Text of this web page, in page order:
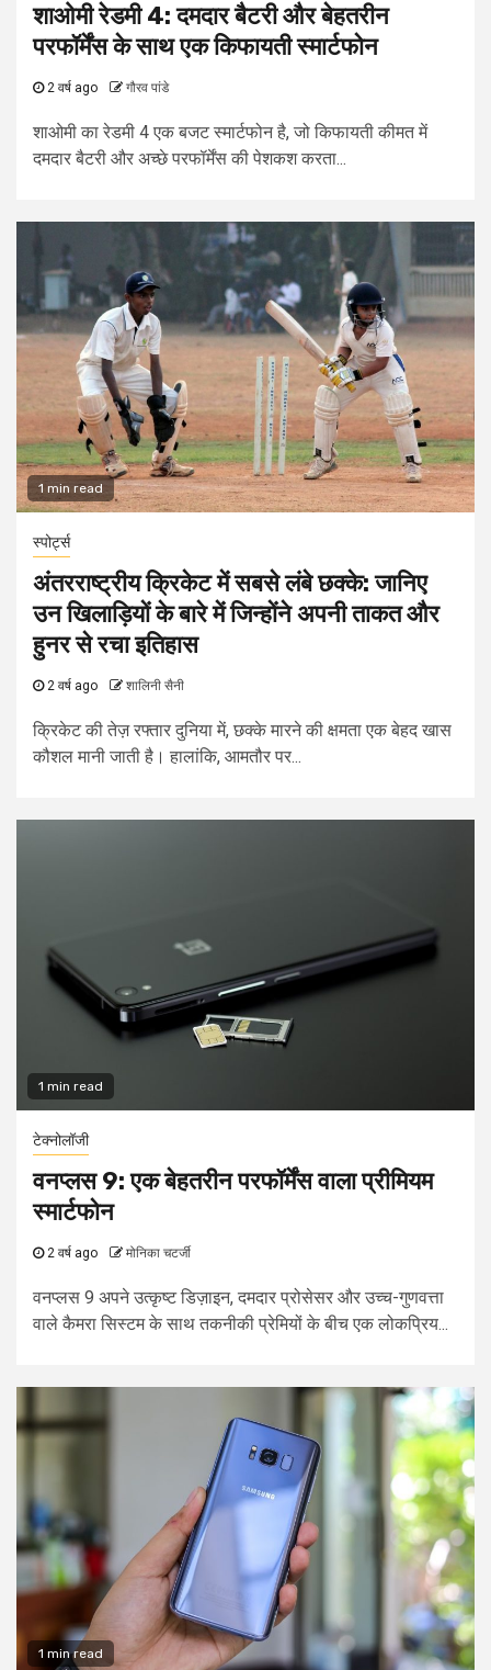
शाओमी रेडमी 4: दमदार बैटरी और बेहतरीन
परफॉर्मेंस के साथ एक किफायती स्मार्टफोन
2 वर्ष ago गौरव पांडे
शाओमी का रेडमी 4 एक बजट स्मार्टफोन है, जो किफायती कीमत में
दमदार बैटरी और अच्छे परफॉर्मेंस की पेशकश करता...
1 min read
स्पोर्ट्स
अंतरराष्ट्रीय क्रिकेट में सबसे लंबे छक्के: जानिए
उन खिलाड़ियों के बारे में जिन्होंने अपनी ताकत और
हुनर से रचा इतिहास
2 वर्ष ago शालिनी सैनी
क्रिकेट की तेज़ रफ्तार दुनिया में, छक्के मारने की क्षमता एक बेहद खास
कौशल मानी जाती है। हालांकि, आमतौर पर...
1 min read
टेक्नोलॉजी
वनप्लस 9: एक बेहतरीन परफॉर्मेंस वाला प्रीमियम
स्मार्टफोन
2 वर्ष ago मोनिका चटर्जी
वनप्लस 9 अपने उत्कृष्ट डिज़ाइन, दमदार प्रोसेसर और उच्च-गुणवत्ता
वाले कैमरा सिस्टम के साथ तकनीकी प्रेमियों के बीच एक लोकप्रिय...
1 min read